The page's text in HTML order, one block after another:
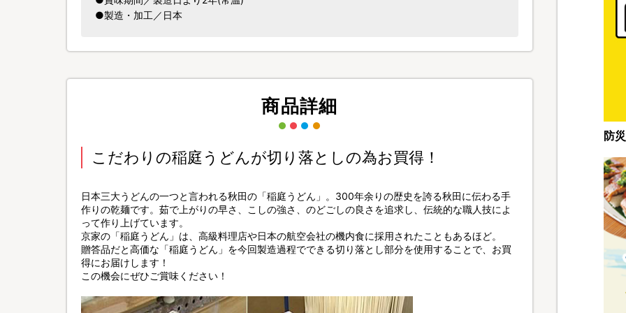
●製造・加工／日本
商品詳細
こだわりの稲庭うどんが切り落としの為お買得！
日本三大うどんの一つと言われる秋田の「稲庭うどん」。300年余りの歴史を誇る秋田に伝わる手
作りの乾麺です。茹で上がりの早さ、こしの強さ、のどごしの良さを追求し、伝統的な職人技によ
って作り上げています。
京家の「稲庭うどん」は、高級料理店や日本の航空会社の機内食に採用されたこともあるほど。
贈答品だと高価な「稲庭うどん」を今回製造過程でできる切り落とし部分を使用することで、お買
得にお届けします！
この機会にぜひご賞味ください！
防